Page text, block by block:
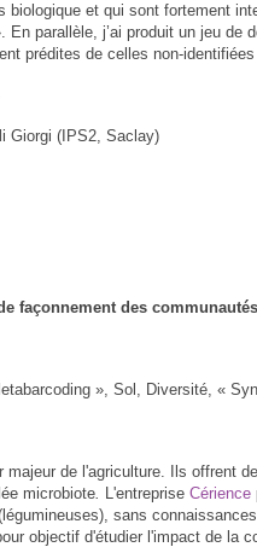
et qui sont fortement
En parallèle, j’ai produit un jeu
prédites de celles non-
Giorgi (IPS2, Saclay)
façonnement des
», Sol, Diversité, «
de l'agriculture. Ils offrent
microbiote L'entreprise Cérience
sans
objectif d'étudier l'impact de la